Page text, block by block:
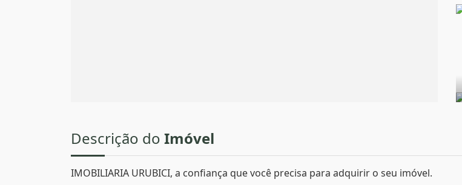
Descrição do Imóvel
IMOBILIARIA URUBICI, a confiança que você precisa para adquirir o seu imóvel.